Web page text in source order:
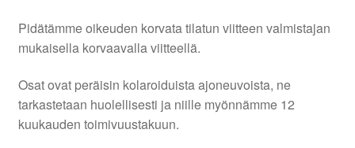
Pidätämme oikeuden korvata tilatun viitteen valmistajan
mukaisella korvaavalla viitteellä.
Osat ovat peräisin kolaroiduista ajoneuvoista, ne
tarkastetaan huolellisesti ja niille myönnämme 12
kuukauden toimivuustakuun.